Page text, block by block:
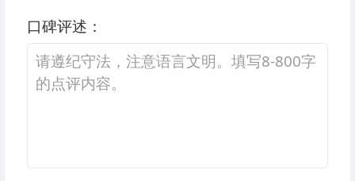
口碑评述：